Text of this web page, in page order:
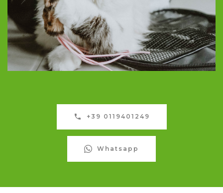
+39 0119401249
Whatsapp